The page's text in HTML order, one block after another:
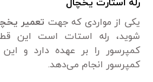
رله استارت یخچال
یکی از مواردی که جهت تعمیر
شوید، رله استات است این
کمپرسور را بر عهده دارد و این
کمپرسور انجام می‌دهد.